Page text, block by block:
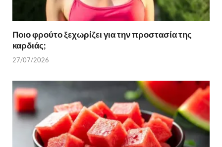
Ποιο φρούτο ξεχωρίζει για την προστασία της
καρδιάς;
27/07/2026